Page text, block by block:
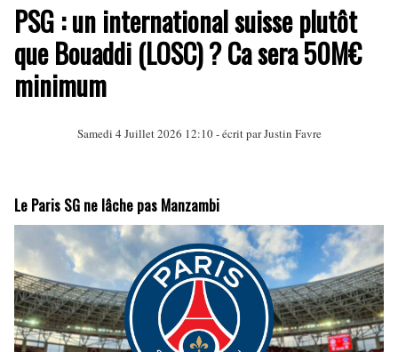
PSG : un international suisse plutôt
que Bouaddi (LOSC) ? Ca sera 50M€
minimum
Samedi 4 Juillet 2026 12:10 - écrit parJustin Favre
Le Paris SG ne lâche pas Manzambi